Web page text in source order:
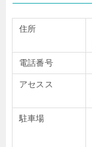
住所
電話番号
アセスス
駐車場